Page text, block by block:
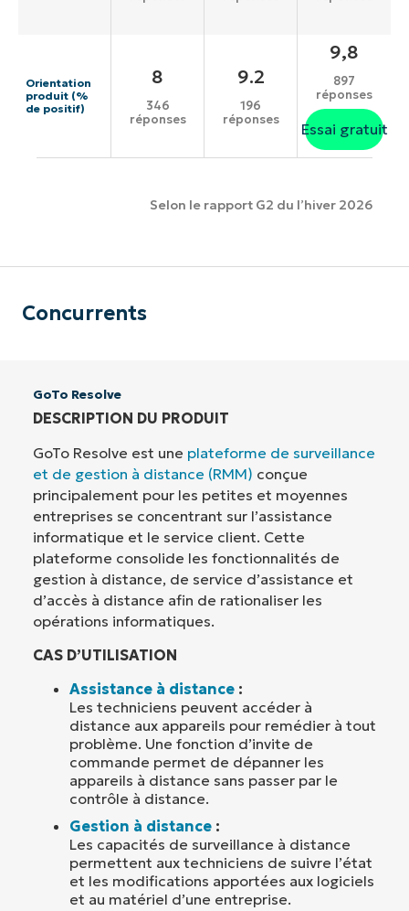
Orientation
produit (%
de positif)
8
346
réponses
9.2
196
réponses
9,8
897
réponses
Essai gratuit
Selon le rapport G2 du l’hiver 2026
Concurrents
GoTo Resolve
DESCRIPTION DU PRODUIT
GoTo Resolve est une plateforme de surveillance
et de gestion à distance (RMM) conçue
principalement pour les petites et moyennes
entreprises se concentrant sur l’assistance
informatique et le service client. Cette
plateforme consolide les fonctionnalités de
gestion à distance, de service d’assistance et
d’accès à distance afin de rationaliser les
opérations informatiques.
CAS D’UTILISATION
Assistance à distance :
Les techniciens peuvent accéder à
distance aux appareils pour remédier à tout
problème. Une fonction d’invite de
commande permet de dépanner les
appareils à distance sans passer par le
contrôle à distance.
Gestion à distance :
Les capacités de surveillance à distance
permettent aux techniciens de suivre l’état
et les modifications apportées aux logiciels
et au matériel d’une entreprise.